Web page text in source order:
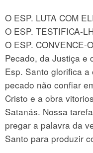
O ESP. LUTA COM
O ESP. TESTIFICA-
O ESP. CONVENCE-
Pecado, da Justiça e
Esp. Santo glorifica
pecado não confiar
Cristo e a obra
Satanás. Nossa
pregar a palavra da
Santo para produzir